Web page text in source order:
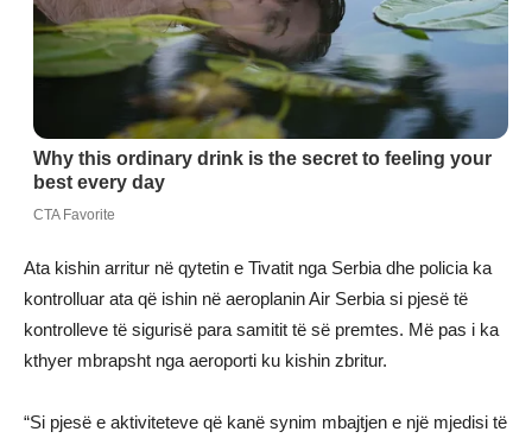
Ata kishin arritur në qytetin e Tivatit nga Serbia dhe policia ka
kontrolluar ata që ishin në aeroplanin Air Serbia si pjesë të
kontrolleve të sigurisë para samitit të së premtes. Më pas i ka
kthyer mbrapsht nga aeroporti ku kishin zbritur.
“Si pjesë e aktiviteteve që kanë synim mbajtjen e një mjedisi të